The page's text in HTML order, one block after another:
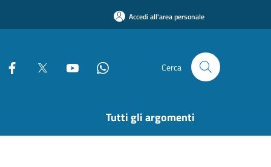
Accedi all'area personale
Cerca
Tutti gli argomenti